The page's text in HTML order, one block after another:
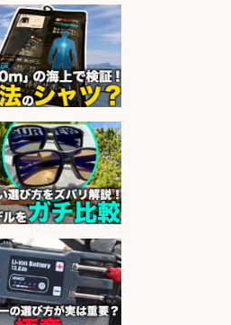
り具部品の
工機の操作
社
by 求人ボックス
スタッフ/天草
チンスタッフ
の店 魚粋 天草
魚粋
by 求人ボックス